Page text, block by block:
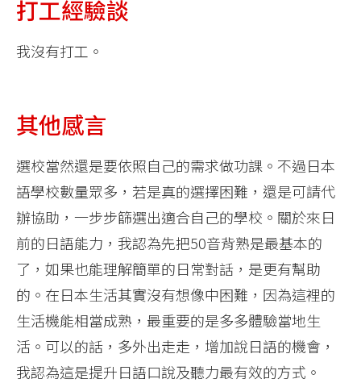
打工經驗談
我沒有打工。
其他感言
選校當然還是要依照自己的需求做功課。不過日本
語學校數量眾多，若是真的選擇困難，還是可請代
辦協助，一步步篩選出適合自己的學校。關於來日
前的日語能力，我認為先把50音背熟是最基本的
了，如果也能理解簡單的日常對話，是更有幫助
的。在日本生活其實沒有想像中困難，因為這裡的
生活機能相當成熟，最重要的是多多體驗當地生
活。可以的話，多外出走走，增加說日語的機會，
我認為這是提升日語口說及聽力最有效的方式。